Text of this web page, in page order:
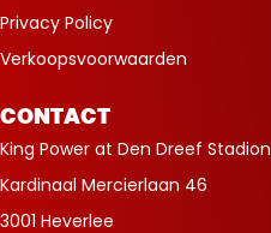
Privacy Policy
Verkoopsvoorwaarden
CONTACT
King Power at Den Dreef Stadion
Kardinaal Mercierlaan 46
3001 Heverlee